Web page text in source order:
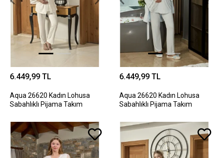
6.449,99 TL
Aqua 26620 Kadın Lohusa
Sabahlıklı Pijama Takım
6.449,99 TL
Aqua 26620 Kadın Lohusa
Sabahlıklı Pijama Takım